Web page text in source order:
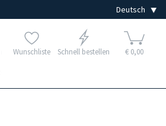
Wunschliste Schnell bestellen € 0,00